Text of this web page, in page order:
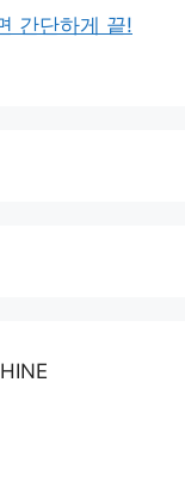
간단하게 끝!